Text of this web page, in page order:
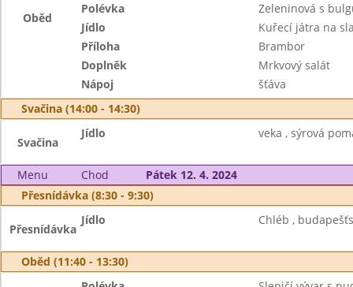
Oběd
Polévka
Zeleninová s
Jídlo
Kuřecí játra na
Příloha
Brambor
Doplněk
Mrkvový salát
Nápoj
šťáva
Svačina (14:00 - 14:30)
Svačina
Jídlo veka , sýrová
Menu Chod
Pátek 12. 4. 2024
Přesnídávka (8:30 - 9:30)
Přesnídávka
Jídlo Chléb ,
Oběd (11:40 - 13:30)